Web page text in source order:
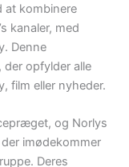
at kombinere
kanaler, med
Denne
der opfylder alle
film eller nyheder.
og Norlys
imødekommer
Deres